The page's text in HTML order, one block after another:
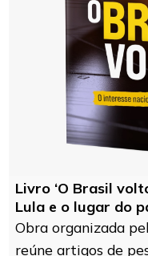
Livro ‘O Brasil
Lula e o lugar do
Obra organizada
reúne artigos de